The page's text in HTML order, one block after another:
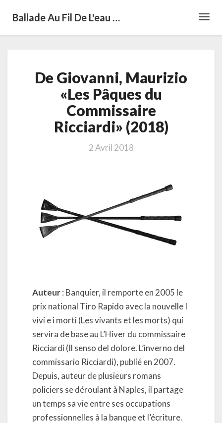
Ballade Au Fil De L'eau …
Giovanni,
Maurizio
«Les
Pâques
du
Commissaire
(2018)
De Giovanni, Maurizio
«Les Pâques du
Commissaire
Ricciardi» (2018)
2 Avril 2018
Auteur: Banquier, il remporte en 2005 le
prix national Tiro Rapido avec la nouvelle I
vivi e i morti (Les vivants et les morts) qui
servira de base au L’Hiver du commissaire
Ricciardi (Il senso del dolore. L’inverno del
commissario Ricciardi), publié en 2007.
Depuis, auteur de plusieurs romans
policiers se déroulant à Naples, il partage
un temps sa vie entre ses occupations
professionnelles à la banque et l’écriture.